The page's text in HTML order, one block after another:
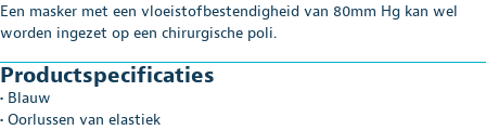
Een masker met een vloeistofbestendigheid van 80mm Hg kan wel
worden ingezet op een chirurgische poli.
Productspecificaties
• Blauw
• Oorlussen van elastiek